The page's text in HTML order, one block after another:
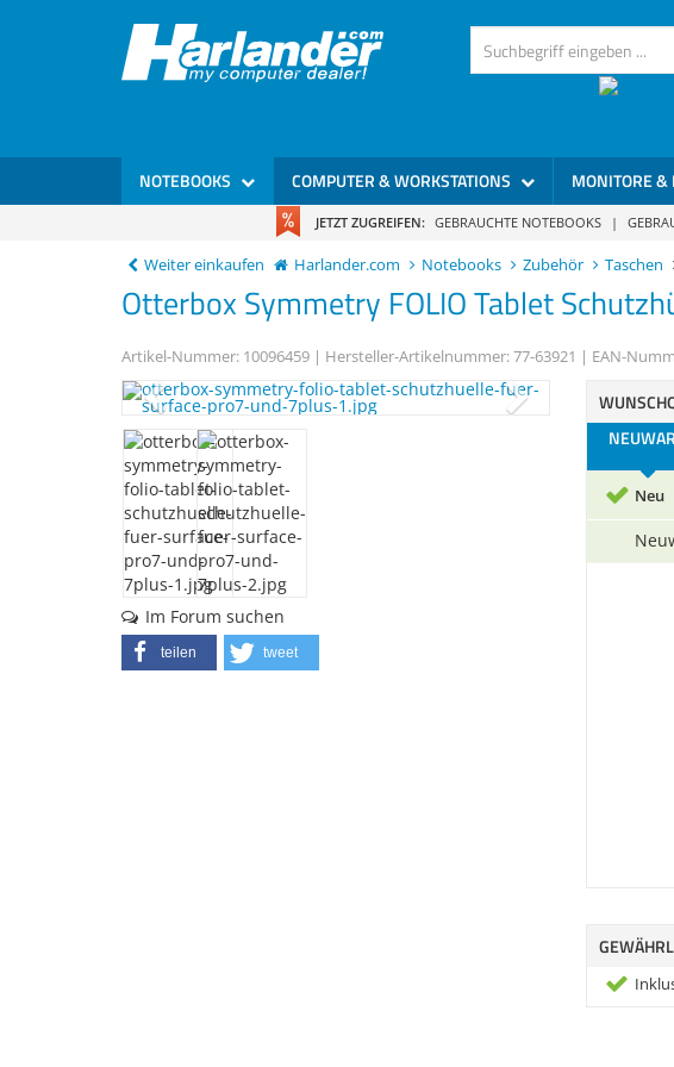
NOTEBOOKS COMPUTER & WORKSTATIONS MONITORE &
JETZT ZUGREIFEN: GEBRAUCHTE NOTEBOOKS |
Weiter einkaufen Harlander.com Notebooks Zubehör Taschen
Otterbox Symmetry FOLIOTablet
Artikel-Nummer: 10096459 | Hersteller-Artikelnummer:77-63921 | EAN-
Im Forum suchen
teilen tweet
Neu